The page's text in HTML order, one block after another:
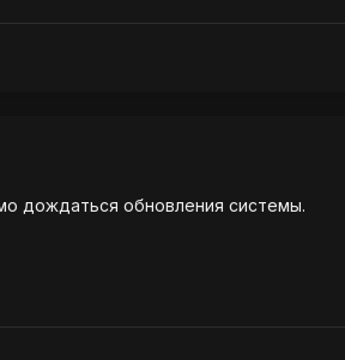
дождаться обновления системы.